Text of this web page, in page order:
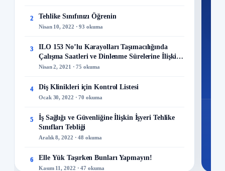
2 Tehlike Sınıfınızı Öğrenin
Nisan 10, 2022 · 93 okuma
3
ILO 153 No’lu Karayolları Taşımacılığında
Çalışma Saatleri ve Dinlenme Sürelerine İlişkin
Sözleşme
Nisan 2, 2021 · 75 okuma
4 Diş Klinikleri için Kontrol Listesi
Ocak 30, 2022 · 70 okuma
5
İş Sağlığı ve Güvenliğine İlişkin İşyeri Tehlike
Sınıfları Tebliği
Aralık 8, 2022 · 48 okuma
6 Elle Yük Taşırken Bunları Yapmayın!
Kasım 11, 2022 · 47 okuma